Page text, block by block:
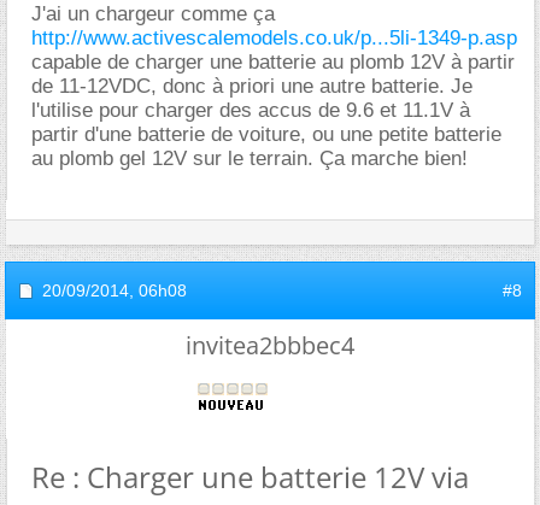
J'ai un chargeur comme ça
http://www.activescalemodels.co.uk/p...5li-1349-p.asp
capable de charger une batterie au plomb 12V à partir
de 11-12VDC, donc à priori une autre batterie. Je
l'utilise pour charger des accus de 9.6 et 11.1V à
partir d'une batterie de voiture, ou une petite batterie
au plomb gel 12V sur le terrain. Ça marche bien!
20/09/2014, 06h08 #8
invitea2bbbec4
Re : Charger une batterie 12V via